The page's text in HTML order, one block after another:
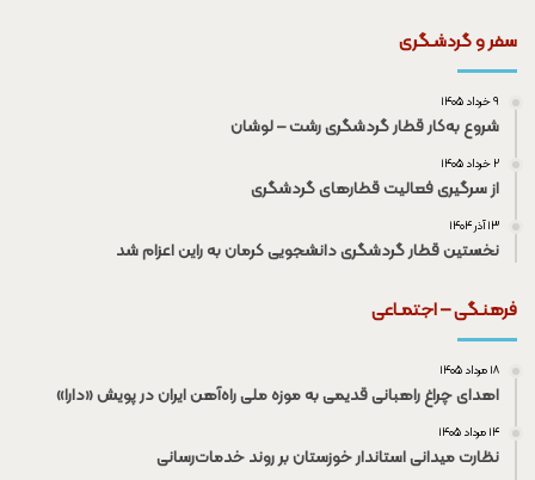
سفر و گردشـگری
۹ خرداد ۱۴۰۵
شروع به‌کار قطار گردشگری رشت – لوشان
۲ خرداد ۱۴۰۵
از سرگیری فعالیت قطار‌های گردشگری
۱۳ آذر ۱۴۰۴
نخستین قطار گردشگری دانشجویی کرمان به راین اعزام شد
فرهنـگی – اجتمـاعی
۱۸ مرداد ۱۴۰۵
اهدای چراغ راهبانی قدیمی به موزه ملی راه‌آهن ایران در پویش «دارا»
۱۴ مرداد ۱۴۰۵
نظارت میدانی استاندار خوزستان بر روند خدمات‌رسانی